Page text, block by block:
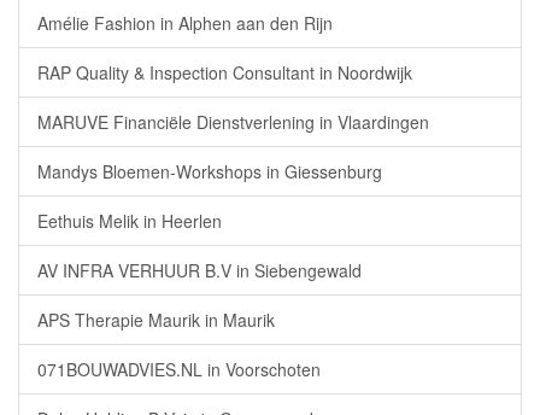
Amélie Fashion in Alphen aan den Rijn
RAP Quality & Inspection Consultant in Noordwijk
MARUVE Financiële Dienstverlening in Vlaardingen
Mandys Bloemen-Workshops in Giessenburg
Eethuis Melik in Heerlen
AV INFRA VERHUUR B.V in Siebengewald
APS Therapie Maurik in Maurik
071BOUWADVIES.NL in Voorschoten